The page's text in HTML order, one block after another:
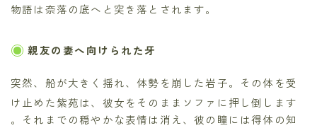
物語は奈落の底へと突き落とされます。
親友の妻へ向けられた牙
突然、船が大きく揺れ、体勢を崩した岩子。その体を受
け止めた紫苑は、彼女をそのままソファに押し倒します
。それまでの穏やかな表情は消え、彼の瞳には得体の知